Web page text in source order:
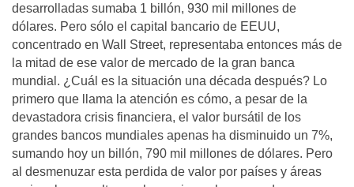
desarrolladas sumaba 1 billón, 930 mil millones de
dólares. Pero sólo el capital bancario de EEUU,
concentrado en Wall Street, representaba entonces más de
la mitad de ese valor de mercado de la gran banca
mundial. ¿Cuál es la situación una década después? Lo
primero que llama la atención es cómo, a pesar de la
devastadora crisis financiera, el valor bursátil de los
grandes bancos mundiales apenas ha disminuido un 7%,
sumando hoy un billón, 790 mil millones de dólares. Pero
al desmenuzar esta perdida de valor por países y áreas